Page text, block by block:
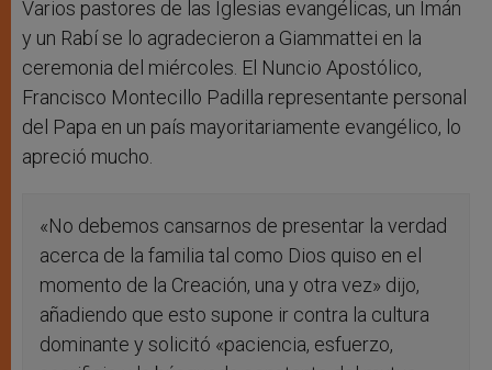
Varios pastores de las Iglesias evangélicas, un Imán
y un Rabí se lo agradecieron a Giammattei en la
ceremonia del miércoles. El Nuncio Apostólico,
Francisco Montecillo Padilla representante personal
del Papa en un país mayoritariamente evangélico, lo
apreció mucho.
«No debemos cansarnos de presentar la verdad
acerca de la familia tal como Dios quiso en el
momento de la Creación, una y otra vez» dijo,
añadiendo que esto supone ir contra la cultura
dominante y solicitó «paciencia, esfuerzo,